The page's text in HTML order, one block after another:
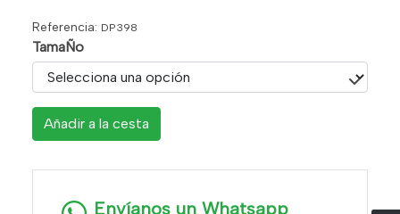
Referencia: DP398
TamaÑo
Añadir a la cesta
Envíanos un Whatsapp